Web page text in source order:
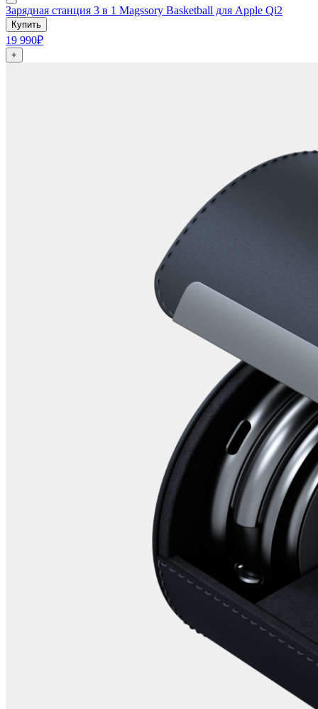
Зарядная станция 3 в 1 Magssory Basketball для Apple Qi2
Купить
19 990₽
+